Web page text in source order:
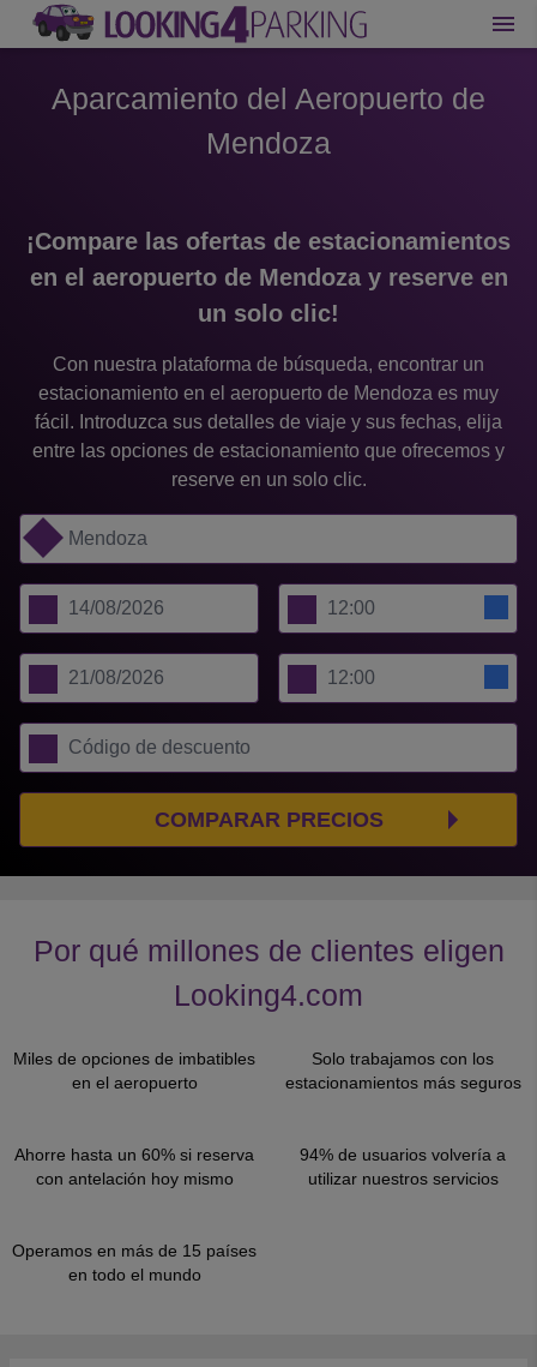
Aparcamiento del Aeropuerto de
Mendoza
COMPARAR PRECIOS
¡Compare las ofertas de estacionamientos
en el aeropuerto de Mendoza y reserve en
un solo clic!
Con nuestra plataforma de búsqueda, encontrar un
estacionamiento en el aeropuerto de Mendoza es muy
fácil. Introduzca sus detalles de viaje y sus fechas, elija
entre las opciones de estacionamiento que ofrecemos y
reserve en un solo clic.
Por qué millones de clientes eligen
Looking4.com
Miles de opciones de imbatibles
en el aeropuerto
Solo trabajamos con los
estacionamientos más seguros
Ahorre hasta un 60% si reserva
con antelación hoy mismo
94% de usuarios volvería a
utilizar nuestros servicios
Operamos en más de 15 países
en todo el mundo